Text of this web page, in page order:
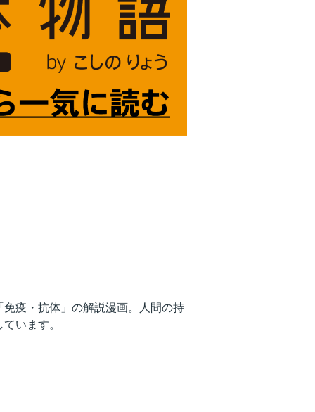
疫・抗体」の解説漫画。人間の持
います。